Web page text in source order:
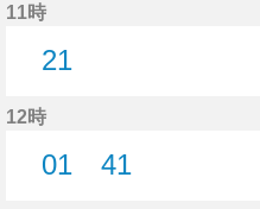
11時
21
12時
01
41